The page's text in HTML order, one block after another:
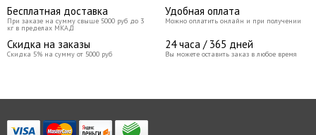
Бесплатная доставка
При заказе на сумму свыше 5000 руб до 3
кг в пределах МКАД
Удобная оплата
Можно оплатить онлайн и при получении
Скидка на заказы
Скидка 5% на сумму от 5000 руб
24 часа / 365 дней
Вы можете оставить заказ в любое время